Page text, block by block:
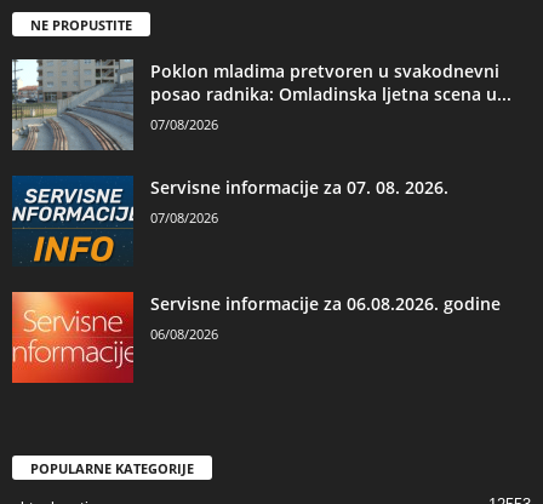
NE PROPUSTITE
Poklon mladima pretvoren u svakodnevni
posao radnika: Omladinska ljetna scena u...
07/08/2026
Servisne informacije za 07. 08. 2026.
07/08/2026
Servisne informacije za 06.08.2026. godine
06/08/2026
POPULARNE KATEGORIJE